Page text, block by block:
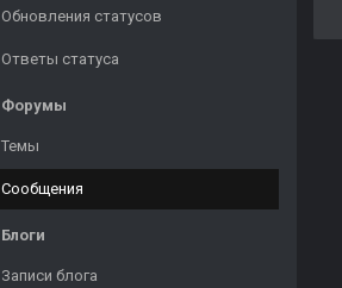
Обновления статусов
Ответы статуса
Форумы
Темы
Сообщения
Блоги
Записи блога